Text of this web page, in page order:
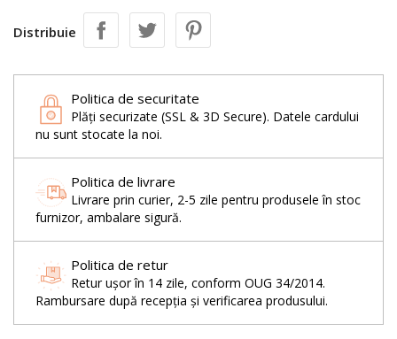
Distribuie
Politica de securitate
Plăți securizate (SSL & 3D Secure). Datele cardului
nu sunt stocate la noi.
Politica de livrare
Livrare prin curier, 2-5 zile pentru produsele în stoc
furnizor, ambalare sigură.
Politica de retur
Retur ușor în 14 zile, conform OUG 34/2014.
Rambursare după recepția și verificarea produsului.